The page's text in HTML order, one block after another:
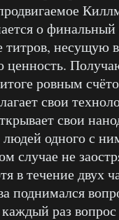
о
титров, несущую
ценность.
ровным
свои
свои
одного с
случае не
в течение двух
поднимался
раз